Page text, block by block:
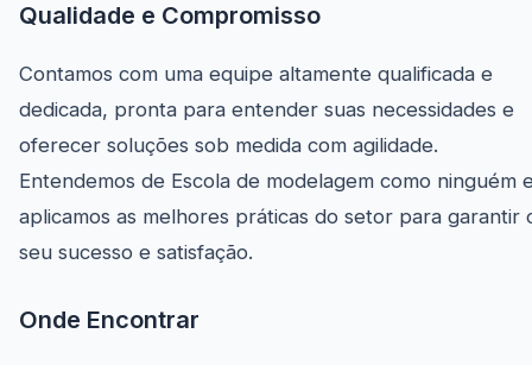
Qualidade e Compromisso
Contamos com uma equipe altamente qualificada e
dedicada, pronta para entender suas necessidades e
oferecer soluções sob medida com agilidade.
Entendemos de Escola de modelagem como ninguém
aplicamos as melhores práticas do setor para garantir
seu sucesso e satisfação.
Onde Encontrar